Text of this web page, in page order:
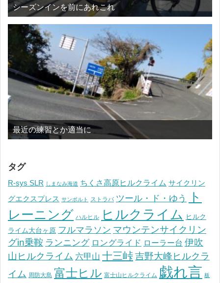
シーズンインを前にあれこれ
最近の練習とか適当に
タグ
R-sys SLR しまなみ海道 ちくさ高原ヒルクライム サイクリン
グエクスプレス サンボルト ストラバ ツール・ド・ゆう
ト
レーニング ハルヒル ヒルクライム ヒルク
ライム大台ヶ原 フルマラソン マウンテンサイクリン
グin乗鞍 ランニング ロングライド ローラー台 伊吹
山ヒルクライム 六甲山 十三峠吉野大峰ヒルクラ
イム 周防大島 富士ヒル 富士山ヒルクライム 戯れ言 板